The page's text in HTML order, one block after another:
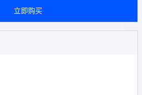
立即购买